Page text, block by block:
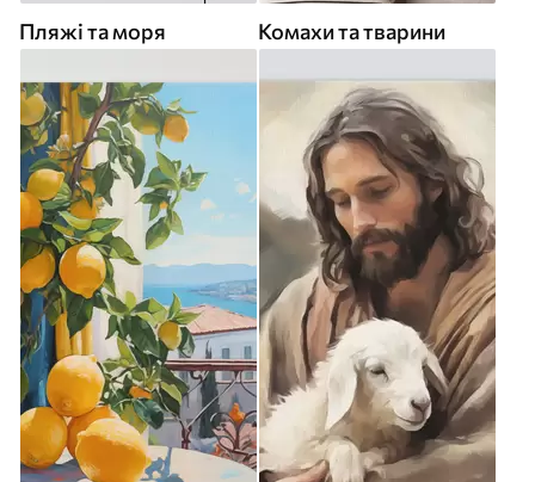
Пляжі та моря Комахи та тварини